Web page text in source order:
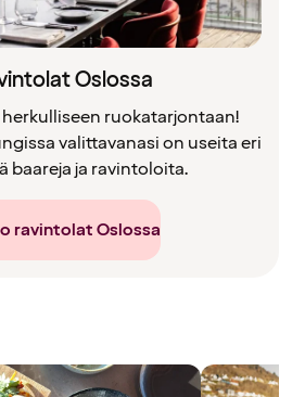
Oslossa
ruokatarjontaan!
valittavanasi on useita eri
baareja ja ravintoloita.
ravintolat Oslossa